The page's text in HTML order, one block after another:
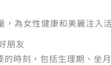
為女性健康和美麗注入
朋友
時刻，包括生理期、坐